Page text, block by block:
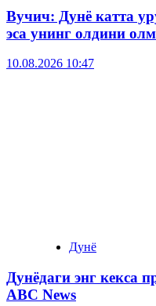
Вучич: Дунё катта
эса унинг олдини
10.08.2026 10:47
Дунё
Дунёдаги энг кекса
ABC News